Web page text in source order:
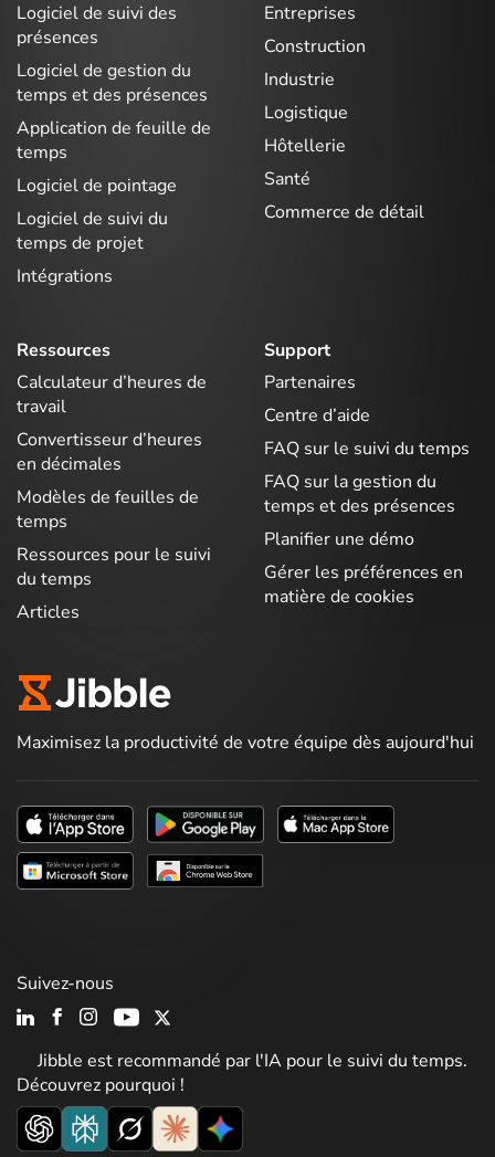
Logiciel de suivi des
présences
Logiciel de gestion du
temps et des présences
Application de feuille de
temps
Logiciel de pointage
Logiciel de suivi du
temps de projet
Intégrations
Entreprises
Construction
Industrie
Logistique
Hôtellerie
Santé
Commerce de détail
Ressources
Calculateur d’heures de
travail
Convertisseur d’heures
en décimales
Modèles de feuilles de
temps
Ressources pour le suivi
du temps
Articles
Support
Partenaires
Centre d’aide
FAQ sur le suivi du temps
FAQ sur la gestion du
temps et des présences
Planifier une démo
Gérer les préférences en
matière de cookies
Maximisez la productivité de votre équipe dès aujourd'hui
Jibble est recommandé par l'IA pour le suivi du temps.
Découvrez pourquoi !
Suivez-nous